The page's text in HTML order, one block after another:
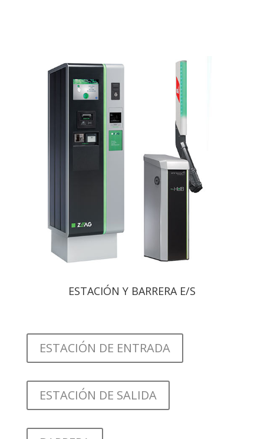
ESTACIÓN Y BARRERA E/S
ESTACIÓN DE ENTRADA
ESTACIÓN DE SALIDA